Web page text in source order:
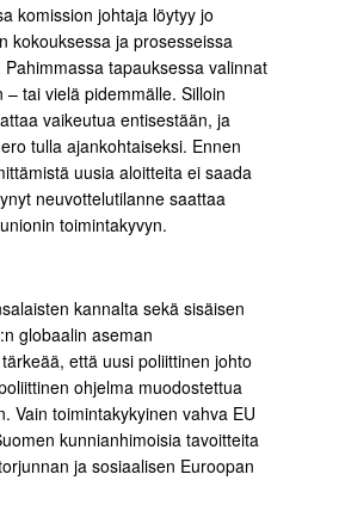
komission johtaja löytyy jo
kokouksessa ja prosesseissa
tapauksessa valinnat
– tai vielä pidemmälle. Silloin
vaikeutua entisestään, ja
tulla ajankohtaiseksi. Ennen
uusia aloitteita ei saada
neuvottelutilanne saattaa
toimintakyvyn.
kannalta sekä sisäisen
globaalin aseman
että uusi poliittinen johto
ohjelma muodostettua
Vain toimintakykyinen vahva EU
kunnianhimoisia tavoitteita
ja sosiaalisen Euroopan